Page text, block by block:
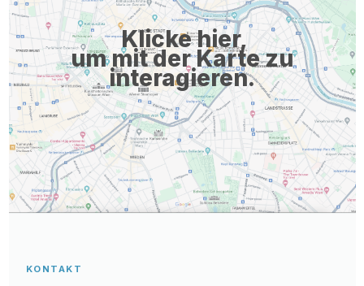
Klicke hier,
um mit der Karte zu
interagieren.
KONTAKT